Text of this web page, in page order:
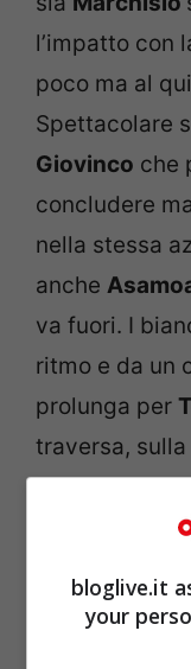
l’impatto con
poco ma al
Spettacolare
Giovinco che
concludere ma
nella stessa
anche
va fuori. I
ritmo e da un
prolunga per
traversa,
sempre di
le feroci
bloglive.it
your